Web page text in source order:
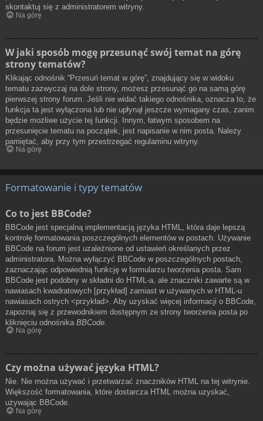
skontaktuj się z administratorem witryny.
Na górę
W jaki sposób mogę przesunąć swój temat na górę
strony tematów?
Klikając odnośnik “Przesuń temat w górę”, znajdujący się w widoku
tematu zazwyczaj na dole strony, możesz przesunąć go na samą górę
pierwszej strony forum. Jeśli nie widać takiego odnośnika, oznacza to, że
funkcja ta jest wyłączona lub nie upłynął jeszcze wymagany czas, zanim
będzie możliwe użycie tej funkcji. Innym, łatwym sposobem na
przesunięcie tematu na początek, jest napisanie w nim posta. Należy
pamiętać, aby przy tym przestrzegać regulaminu witryny.
Na górę
Formatowanie i typy tematów
Co to jest BBCode?
BBCode jest specjalną implementacją języka HTML, która daje lepszą
kontrolę formatowania poszczególnych elementów w postach. Używanie
BBCode na forum jest uzależnione od ustawień określanych przez
administratora. Można wyłączyć BBCode w poszczególnych postach,
zaznaczając odpowiednią funkcję w formularzu tworzenia posta. Sam
BBCode jest podobny w składni do HTML-a, ale znaczniki zawarte są w
nawiasach kwadratowych [przykład] zamiast w używanych w HTML-u
nawiasach ostrych <przykład>. Aby uzyskać więcej informacji o BBCode,
zapoznaj się z przewodnikiem dostępnym ze strony tworzenia posta po
kliknięciu odnośnika BBCode
Na górę
Czy można używać języka HTML?
Nie. Nie można używać i przetwarzać znaczników HTML na tej witrynie.
Większość formatowania, które dostarcza HTML można uzyskać,
używając BBCode.
Na górę